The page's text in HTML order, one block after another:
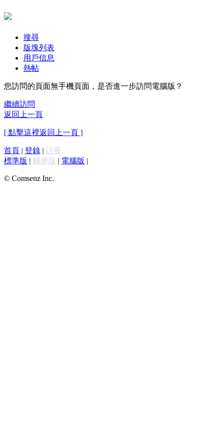
搜尋
版塊列表
用戶信息
熱帖
您訪問的頁面無手機頁面，是否進一步訪問電腦版？
繼續訪問
返回上一頁
[ 點擊這裡返回上一頁 ]
首頁 | 登錄 | 註冊
標準版 | 觸屏版 | 電腦版 |
© Comsenz Inc.